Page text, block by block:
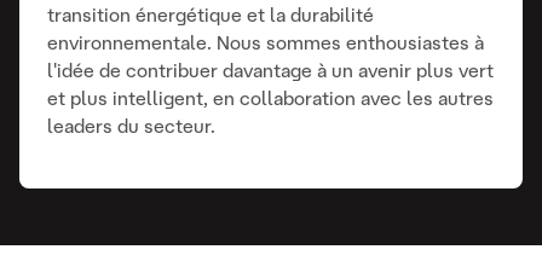
transition énergétique et la durabilité
environnementale. Nous sommes enthousiastes à
l'idée de contribuer davantage à un avenir plus vert
et plus intelligent, en collaboration avec les autres
leaders du secteur.